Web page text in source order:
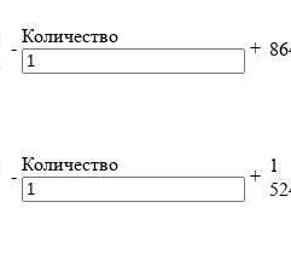
-
Количество
+
-
Количество
+ 1